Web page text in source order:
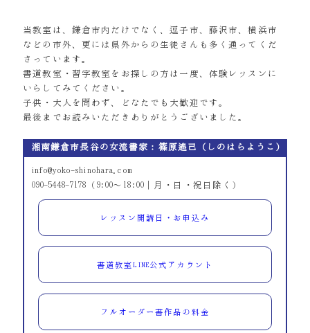
当教室は、鎌倉市内だけでなく、逗子市、藤沢市、横浜市
などの市外、更には県外からの生徒さんも多く通ってくだ
さっています。
書道教室・習字教室をお探しの方は一度、体験レッスンに
いらしてみてください。
子供・大人を問わず、どなたでも大歓迎です。
最後までお読みいただきありがとうございました。
湘南鎌倉市長谷の女流書家：篠原遙己（しのはらようこ）
info@yoko-shinohara.com
090-5448-7178（9:00～18:00｜月・日・祝日除く）
レッスン開講日・お申込み
書道教室LINE公式アカウント
フルオーダー書作品の料金